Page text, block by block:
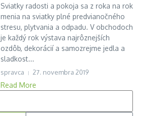
Sviatky radosti a pokoja sa z roka na rok
menia na sviatky plné predvianočného
stresu, plytvania a odpadu. V obchodoch
je každý rok výstava najrôznejších
ozdôb, dekorácií a samozrejme jedla a
sladkost...
spravca 27. novembra 2019
Read More